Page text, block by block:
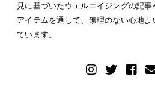
見に基づいたウェルエイジングの記
アイテムを通して、無理のない心地
ています。